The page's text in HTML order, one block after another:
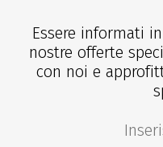
Essere informati
nostre offerte
con noi e